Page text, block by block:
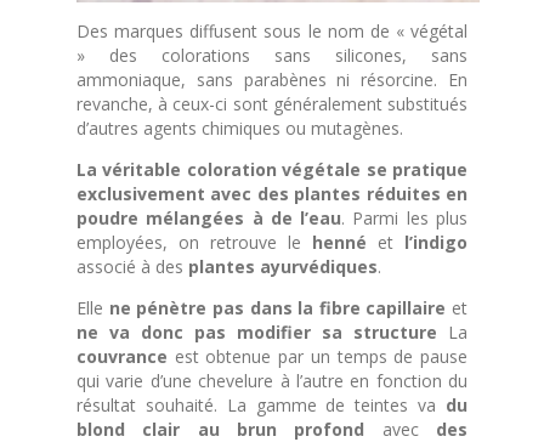
Des marques diffusent sous le nom de « végétal
» des colorations sans silicones, sans
ammoniaque, sans parabènes ni résorcine. En
revanche, à ceux-ci sont généralement substitués
d’autres agents chimiques ou mutagènes.
La véritable coloration végétale se pratique
exclusivement avec des plantes réduites en
poudre mélangées à de l’eau. Parmi les plus
employées, on retrouve le henné et l’indigo
associé à des plantes ayurvédiques.
Elle ne pénètre pas dans la fibre capillaire et
ne va donc pas modifier sa structure La
couvrance est obtenue par un temps de pause
qui varie d’une chevelure à l’autre en fonction du
résultat souhaité. La gamme de teintes va du
blond clair au brun profond avec des